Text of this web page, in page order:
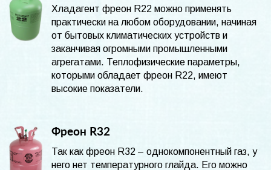
Хладагент фреон R22 можно применять
практически на любом оборудовании, начиная
от бытовых климатических устройств и
заканчивая огромными промышленными
агрегатами. Теплофизические параметры,
которыми обладает фреон R22, имеют
высокие показатели.
Фреон R32
Так как фреон R32 – однокомпонентный газ, у
него нет температурного глайда. Его можно